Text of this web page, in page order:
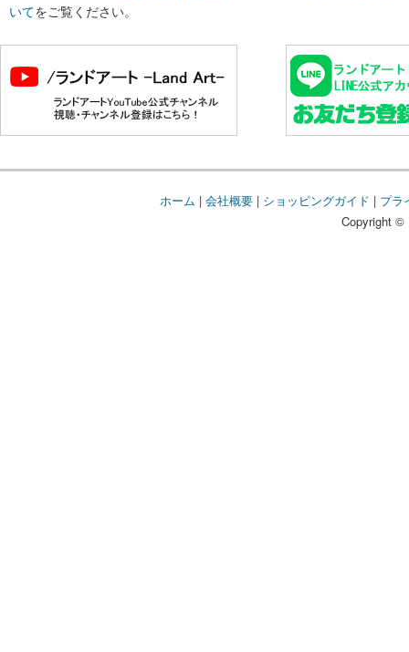
いてをご覧ください。
ホーム | 会社概要| ショッピングガイド | プラ
Copyright ©